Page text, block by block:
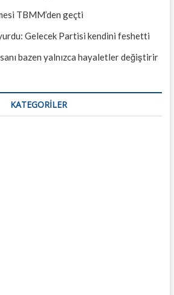
TBMM’den geçti
Gelecek Partisi kendini feshetti
bazen yalnızca hayaletler değiştirir
KATEGORILER